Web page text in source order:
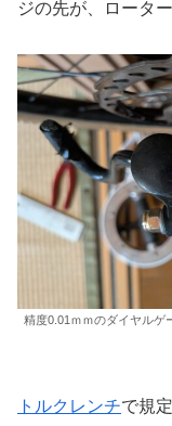
ジの先が、ロータ
精度0.01ｍｍのダイヤルゲ
トルクレンチで規